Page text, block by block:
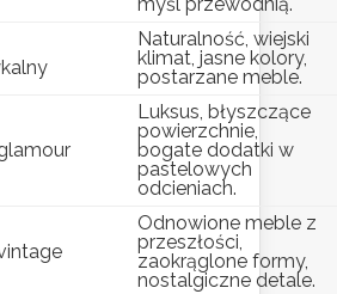
Naturalność, wiejski
klimat, jasne kolory,
postarzane meble.
Luksus, błyszczące
powierzchnie,
bogate dodatki w
pastelowych
odcieniach.
Odnowione meble z
przeszłości,
zaokrąglone formy,
nostalgiczne detale.